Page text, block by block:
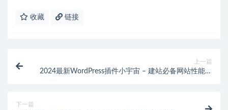
收藏 链接
上一篇
2024最新WordPress插件小宇宙 – 建站必备网站性能以
下一篇